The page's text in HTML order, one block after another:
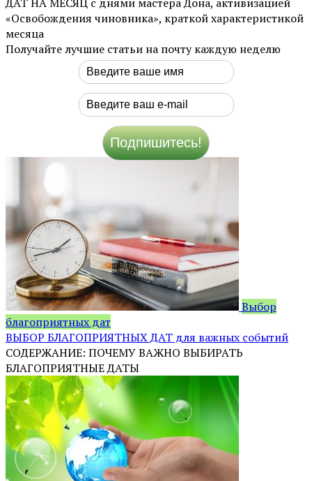
«Освобождения чиновника», краткой характеристикой
месяца
Получайте лучшие статьи на почту каждую неделю
Выбор
благоприятных дат
ВЫБОР БЛАГОПРИЯТНЫХ ДАТ для важных событий
СОДЕРЖАНИЕ: ПОЧЕМУ ВАЖНО ВЫБИРАТЬ
БЛАГОПРИЯТНЫЕ ДАТЫ